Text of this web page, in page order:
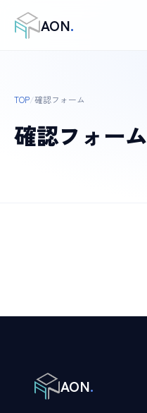
AON.
TOP/確認フォーム
確認フォーム
AON.